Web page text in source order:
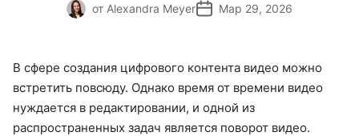
от Alexandra Meyer Мар 29, 2026
В сфере создания цифрового контента видео можно
встретить повсюду. Однако время от времени видео
нуждается в редактировании, и одной из
распространенных задач является поворот видео.